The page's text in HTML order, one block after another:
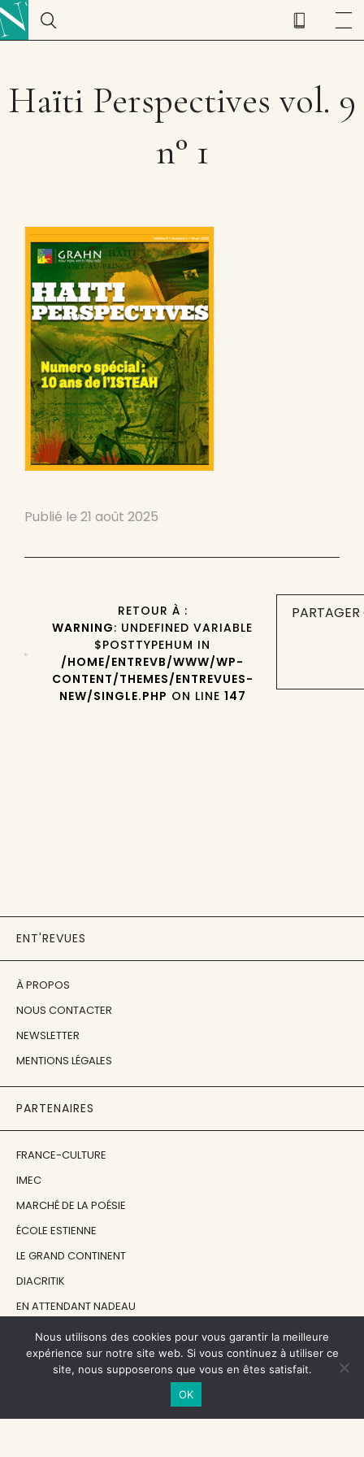
Haïti Perspectives vol. 9
n° 1
Publié le 21 août 2025
RETOUR À :
WARNING: UNDEFINED VARIABLE
$POSTTYPEHUM IN
/HOME/ENTREVB/WWW/WP-
CONTENT/THEMES/ENTREVUES-
NEW/SINGLE.PHP ON LINE 147
ENT'REVUES
À PROPOS
NOUS CONTACTER
NEWSLETTER
MENTIONS LÉGALES
PARTENAIRES
FRANCE-CULTURE
IMEC
MARCHÉ DE LA POÉSIE
ÉCOLE ESTIENNE
LE GRAND CONTINENT
DIACRITIK
EN ATTENDANT NADEAU
NOS SOUTIENS
Nous utilisons des cookies pour vous garantir la meilleure
expérience sur notre site web. Si vous continuez à utiliser ce
site, nous supposerons que vous en êtes satisfait.
OK